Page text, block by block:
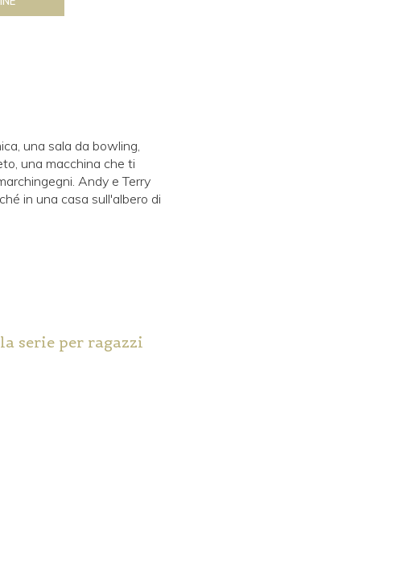
una sala da bowling,
una macchina che ti
Andy e Terry
in una casa sull'albero di
serie per ragazzi